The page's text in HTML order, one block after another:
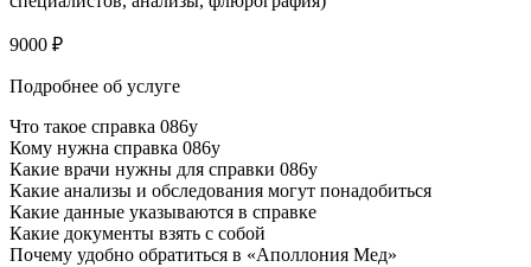
9000 ₽
Подробнее об услуге
Что такое справка 086у
Кому нужна справка 086у
Какие врачи нужны для справки 086у
Какие анализы и обследования могут понадобиться
Какие данные указываются в справке
Какие документы взять с собой
Почему удобно обратиться в «Аполлония Мед»